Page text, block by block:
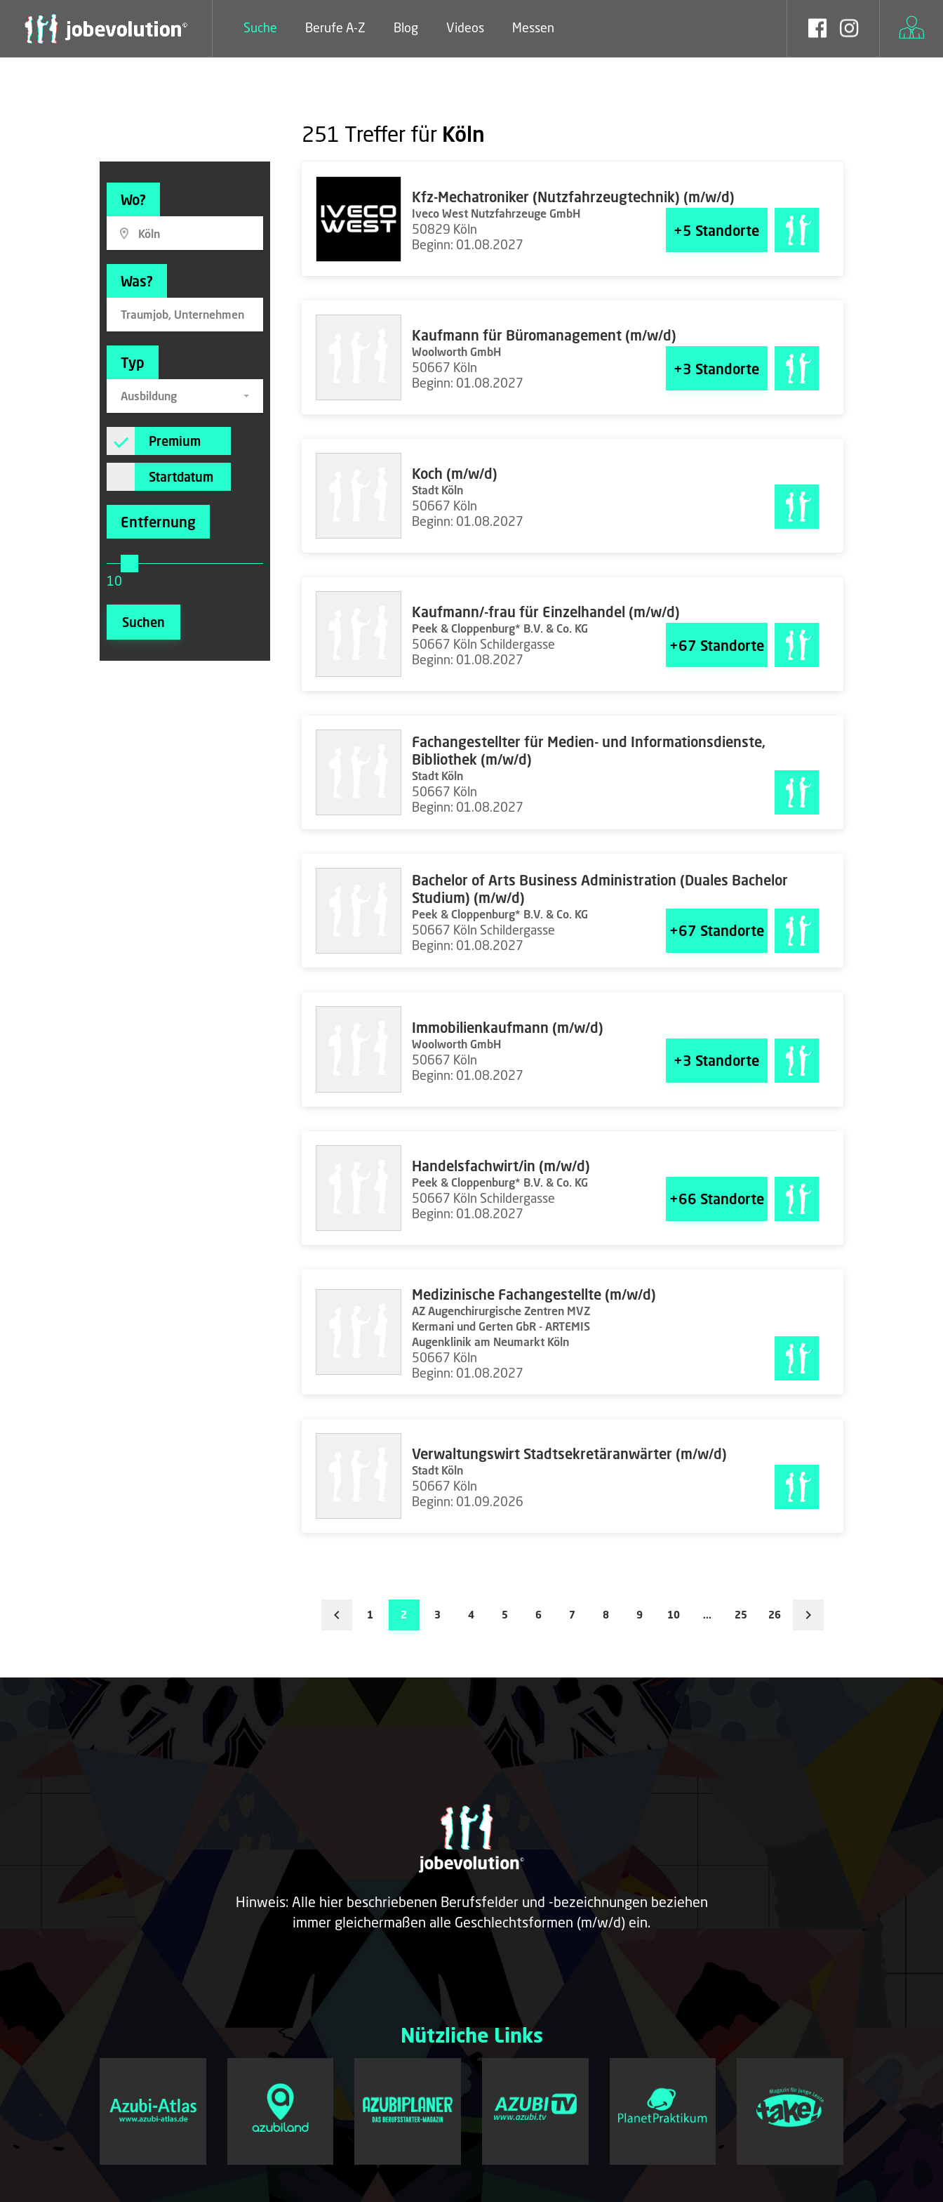
Suche Berufe A-Z Blog Videos Messen
Wo?
Was?
Typ
Ausbildung
Premium
Startdatum
Entfernung
10
Suchen
251 Treffer für Köln
Kfz-Mechatroniker (Nutzfahrzeugtechnik) (m/w/d)
Iveco West Nutzfahrzeuge GmbH
50829 Köln
Beginn: 01.08.2027
+5 Standorte
Kaufmann für Büromanagement (m/w/d)
Woolworth GmbH
50667 Köln
Beginn: 01.08.2027
+3 Standorte
Koch (m/w/d)
Stadt Köln
50667 Köln
Beginn: 01.08.2027
Kaufmann/-frau für Einzelhandel (m/w/d)
Peek & Cloppenburg* B.V. & Co. KG
50667 Köln Schildergasse
Beginn: 01.08.2027
+67 Standorte
Fachangestellter für Medien- und Informationsdienste,
Bibliothek (m/w/d)
Stadt Köln
50667 Köln
Beginn: 01.08.2027
Bachelor of Arts Business Administration (Duales Bachelor
Studium) (m/w/d)
Peek & Cloppenburg* B.V. & Co. KG
50667 Köln Schildergasse
Beginn: 01.08.2027
+67 Standorte
Immobilienkaufmann (m/w/d)
Woolworth GmbH
50667 Köln
Beginn: 01.08.2027
+3 Standorte
Handelsfachwirt/in (m/w/d)
Peek & Cloppenburg* B.V. & Co. KG
50667 Köln Schildergasse
Beginn: 01.08.2027
+66 Standorte
Medizinische Fachangestellte (m/w/d)
AZ Augenchirurgische Zentren MVZ
Kermani und Gerten GbR - ARTEMIS
Augenklinik am Neumarkt Köln
50667 Köln
Beginn: 01.08.2027
Verwaltungswirt Stadtsekretäranwärter (m/w/d)
Stadt Köln
50667 Köln
Beginn: 01.09.2026
1 2 3 4 5 6 7 8 9 10 ... 25 26
Hinweis: Alle hier beschriebenen Berufsfelder und -bezeichnungen beziehen
immer gleichermaßen alle Geschlechtsformen (m/w/d) ein.
Nützliche Links